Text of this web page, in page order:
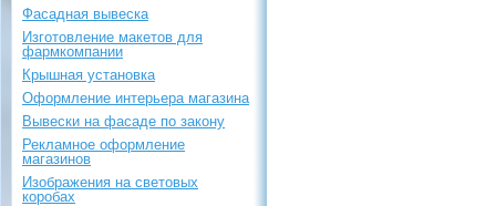
Фасадная вывеска
Изготовление макетов для
фармкомпании
Крышная установка
Оформление интерьера магазина
Вывески на фасаде по закону
Рекламное оформление
магазинов
Изображения на световых
коробах